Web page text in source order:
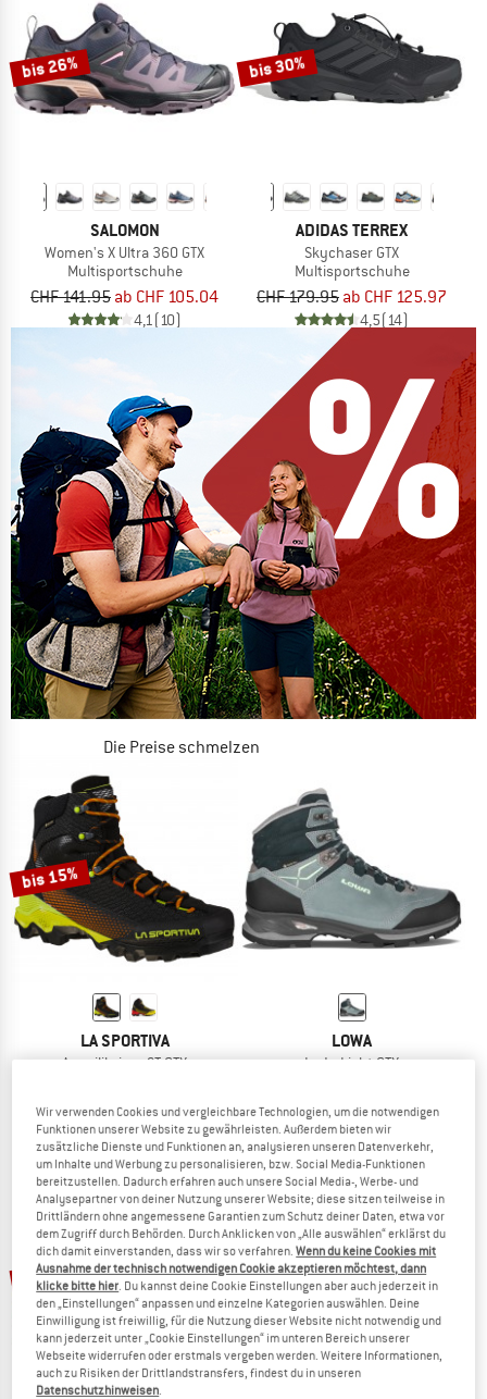
bis 26%
SALOMON
Women's X Ultra 360 GTX
Multisportschuhe
CHF 141.95 ab CHF 105.04
4,1(10)
bis 30%
ADIDAS TERREX
Skychaser GTX
Multisportschuhe
CHF 179.95 ab CHF 125.97
4,5(14)
Die Preise schmelzen
JETZT BIS ZU 50% RABATT
ZUM SOMMER SALE
bis 15%
LA SPORTIVA
Aequilibrium ST GTX
CHF 374.95ab CHF 318.71
4,5(38)
LOWA
Lady Light GTX
CHF 289.95
4,8(4)
bis 13% bis 40%
Wir verwenden Cookies und vergleichbare Technologien, um die notwendigen
Funktionen unserer Website zu gewährleisten. Außerdem bieten wir
zusätzliche Dienste und Funktionen an, analysieren unseren Datenverkehr,
um Inhalte und Werbung zu personalisieren, bzw. Social Media-Funktionen
bereitzustellen. Dadurch erfahren auch unsere Social Media-, Werbe- und
Analysepartner von deiner Nutzung unserer Website; diese sitzen teilweise in
Drittländern ohne angemessene Garantien zum Schutz deiner Daten, etwa vor
dem Zugriff durch Behörden. Durch Anklicken von „Alle auswählen“ erklärst du
dich damit einverstanden, dass wir so verfahren.Wenn du keine Cookies mit
Ausnahme der technisch notwendigen Cookie akzeptieren möchtest, dann
klicke bitte hier. Du kannst deine Cookie Einstellungen aber auch jederzeit in
den „Einstellungen“ anpassen und einzelne Kategorien auswählen. Deine
Einwilligung ist freiwillig, für die Nutzung dieser Website nicht notwendig und
kann jederzeit unter „Cookie Einstellungen“ im unteren Bereich unserer
Webseite widerrufen oder erstmals vergeben werden. Weitere Informationen,
auch zu Risiken der Drittlandstransfers, findest du in unseren
Datenschutzhinweisen.